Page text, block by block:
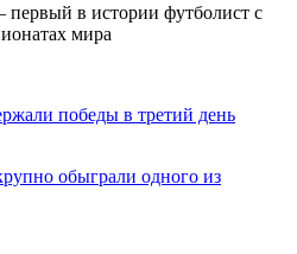
победы в третий день
обыграли одного из